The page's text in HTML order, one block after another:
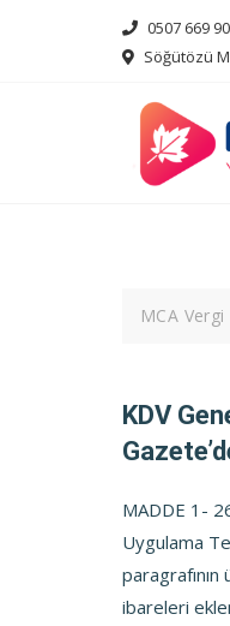
0507 669
Söğütözü
MCA
KDV
MADDE 1-
Uygulama
ibareleri